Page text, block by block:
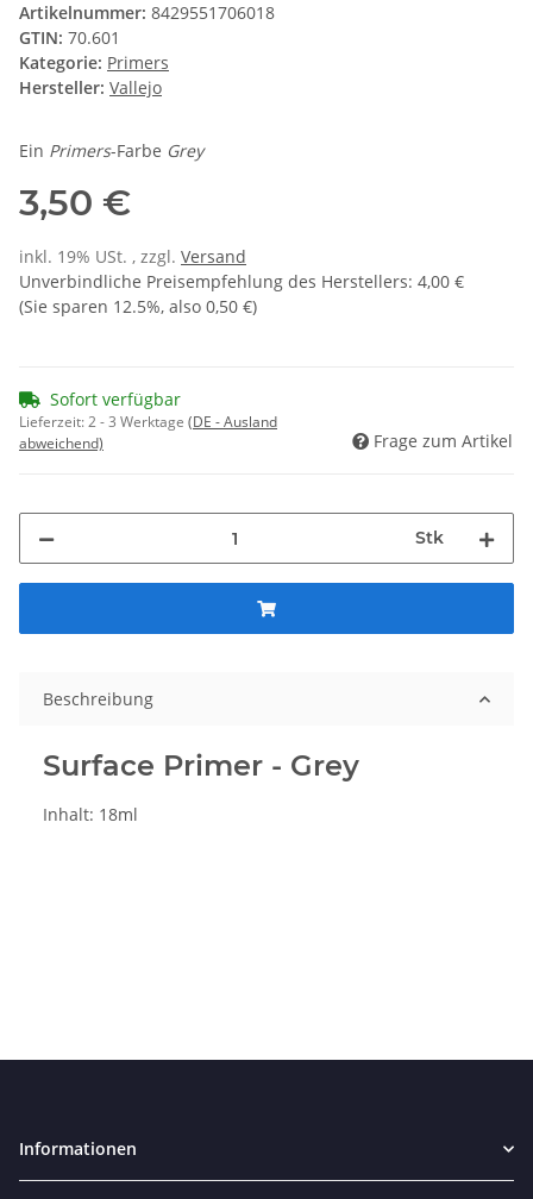
Artikelnummer: 8429551706018
GTIN: 70.601
Kategorie: Primers
Hersteller: Vallejo
Ein Primers-Farbe Grey
3,50 €
inkl. 19% USt. , zzgl. Versand
Unverbindliche Preisempfehlung des Herstellers: 4,00 €
(Sie sparen 12.5%, also 0,50 €)
Sofort verfügbar
Lieferzeit:2 - 3 Werktage (DE - Ausland
abweichend)
Frage zum Artikel
Stk
Beschreibung
Surface Primer - Grey
Inhalt: 18ml
Informationen